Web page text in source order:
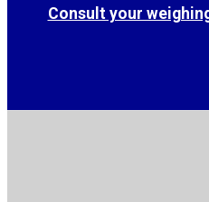
Consult your